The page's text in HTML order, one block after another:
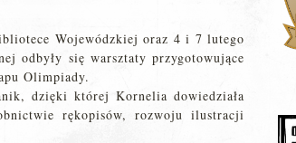
Wojewódzkiej oraz 4 i 7 lutego
odbyły się warsztaty przygotowujące
Olimpiady.
dzięki której Kornelia dowiedziała
rękopisów, rozwoju ilustracji